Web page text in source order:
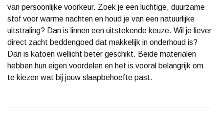
van persoonlijke voorkeur. Zoek je een luchtige, duurzame
stof voor warme nachten en houd je van een natuurlijke
uitstraling? Dan is linnen een uitstekende keuze. Wil je liever
direct zacht beddengoed dat makkelijk in onderhoud is?
Dan is katoen wellicht beter geschikt. Beide materialen
hebben hun eigen voordelen en het is vooral belangrijk om
te kiezen wat bij jouw slaapbehoefte past.